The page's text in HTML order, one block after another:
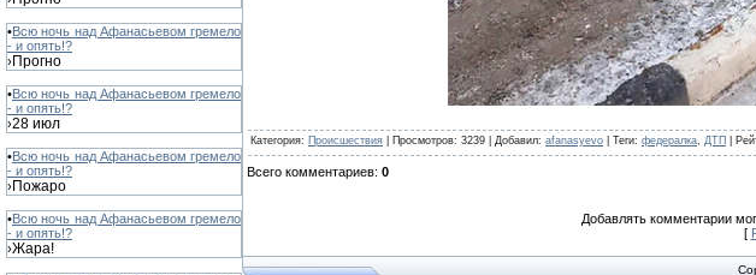
•Всю ночь над Афанасьевом гремело
- и опять!?
›Прогно
•Всю ночь над Афанасьевом гремело
- и опять!?
›28 июл
•Всю ночь над Афанасьевом гремело
- и опять!?
›Пожаро
•Всю ночь над Афанасьевом гремело
- и опять!?
›Жара!
Категория: Происшествия Просмотров: 3239 | Добавил: afanasyevo Теги: федералка, ДТП
Всего комментариев: 0
Добавлять комментарии
[